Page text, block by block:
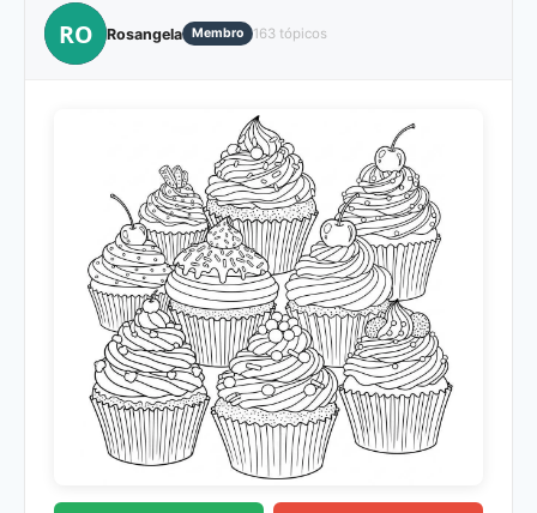
RO Rosangela Membro 163 tópicos